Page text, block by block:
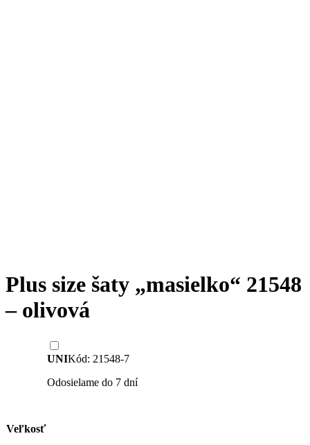
Plus size šaty „masielko“ 21548
– olivová
Veľkosť
UNIKód: 21548-7
Odosielame do 7 dní